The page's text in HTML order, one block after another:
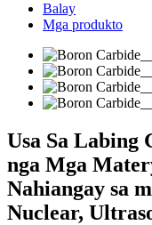
Balay
Mga produkto
Usa Sa Labing
nga Mga
Nahiangay sa
Nuclear,